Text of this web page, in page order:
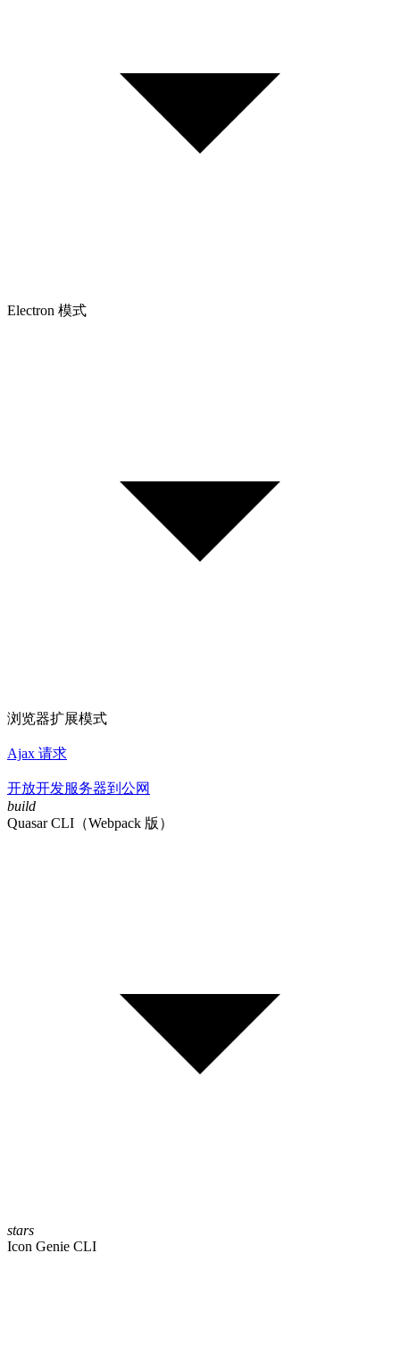
Electron 模式
浏览器扩展模式
Ajax 请求
开放开发服务器到公网
build
Quasar CLI（Webpack 版）
stars
Icon Genie CLI